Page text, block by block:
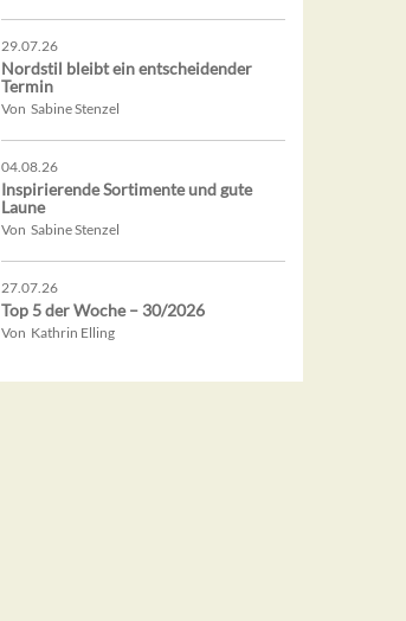
29.07.26
Nordstil bleibt ein entscheidender
Termin
Von Sabine Stenzel
04.08.26
Inspirierende Sortimente und gute
Laune
Von Sabine Stenzel
27.07.26
Top 5 der Woche – 30/2026
Von Kathrin Elling